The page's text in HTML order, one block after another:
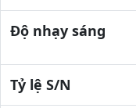
Độ nhạy sáng
Tỷ lệ S/N